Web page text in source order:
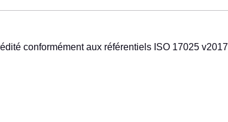
conformément aux référentiels ISO 17025 v2017